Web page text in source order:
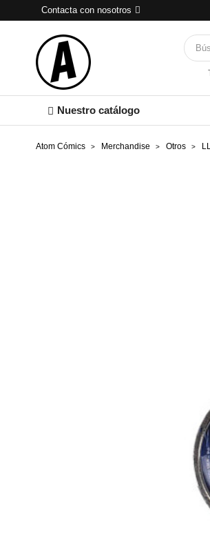
Contacta con nosotros
Nuestro catálogo
Atom Cómics Merchandise Otros